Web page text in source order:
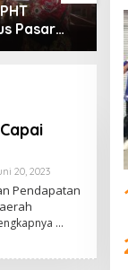
Pasar
20, 2023Oleh
Pendapatan